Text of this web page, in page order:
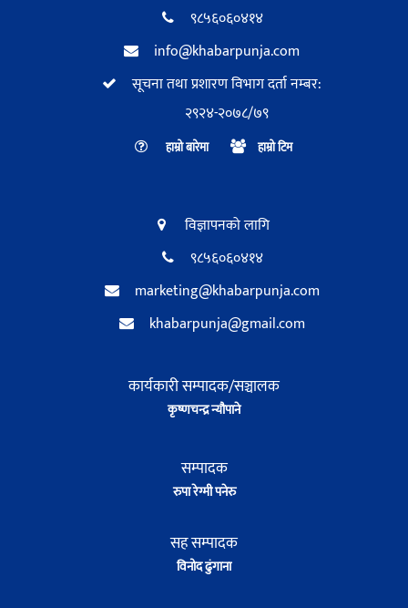
९८५६०६०४१४
info@khabarpunja.com
सूचना तथा प्रशारण विभाग दर्ता नम्बर:
२९२४-२०७८/७९
हाम्रो बारेमा हाम्रो टिम
विज्ञापनको लागि
९८५६०६०४१४
marketing@khabarpunja.com
khabarpunja@gmail.com
कार्यकारी सम्पादक/सञ्चालक
कृष्णचन्द्र न्यौपाने
सम्पादक
रुपा रेग्मी पनेरु
सह सम्पादक
विनोद ढुंगाना